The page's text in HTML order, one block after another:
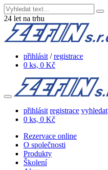
24 let na trhu
přihlásit /registrace
0 ks, 0 Kč
přihlásit registrace vyhledat
0 ks, 0 Kč
Rezervace online
O společnosti
Produkty
Školení